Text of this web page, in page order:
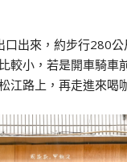
口出來，約步行280
較小，若是開車騎車
江路上，再走進來喝